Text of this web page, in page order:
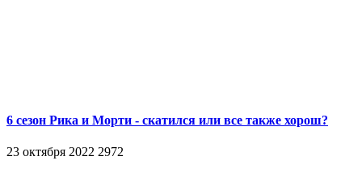
6 сезон Рика и Морти - скатился или все также хорош?
23 октября 2022 2972